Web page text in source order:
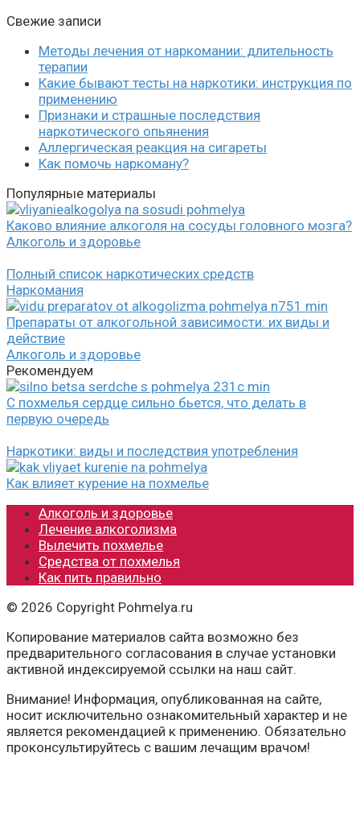
Свежие записи
Методы лечения от наркомании: длительность
терапии
Какие бывают тесты на наркотики: инструкция по
применению
Признаки и страшные последствия
наркотического опьянения
Аллергическая реакция на сигареты
Как помочь наркоману?
Популярные материалы
Каково влияние алкоголя на сосуды головного мозга?
Алкоголь и здоровье
Полный список наркотических средств
Наркомания
Препараты от алкогольной зависимости: их виды и
действие
Алкоголь и здоровье
Рекомендуем
С похмелья сердце сильно бьется, что делать в
первую очередь
Наркотики: виды и последствия употребления
Как влияет курение на похмелье
Алкоголь и здоровье
Лечение алкоголизма
Вылечить похмелье
Средства от похмелья
Как пить правильно
© 2026 Copyright Pohmelya.ru
Копирование материалов сайта возможно без
предварительного согласования в случае установки
активной индексируемой ссылки на наш сайт.
Внимание! Информация, опубликованная на сайте,
носит исключительно ознакомительный характер и не
является рекомендацией к применению. Обязательно
проконсультируйтесь с вашим лечащим врачом!